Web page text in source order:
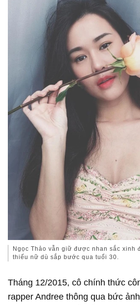
Ngọc Thảo vẫn giữ được nhan sắc xinh
thiếu nữ dù sắp bước qua tuổi 30.
Tháng 12/2015, cô chính thức
rapper Andree thông qua bức